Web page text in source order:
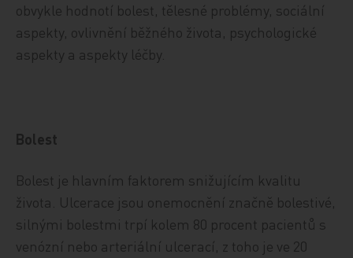
obvykle hodnotí bolest, tělesné problémy, sociální
aspekty, ovlivnění běžného života, psychologické
aspekty a aspekty léčby.
Bolest
Bolest je hlavním faktorem snižujícím kvalitu
života. Ulcerace jsou onemocnění značně bolestivé,
silnými bolestmi trpí kolem 80 procent pacientů s
venózní nebo arteriální ulcerací, z toho je ve 20